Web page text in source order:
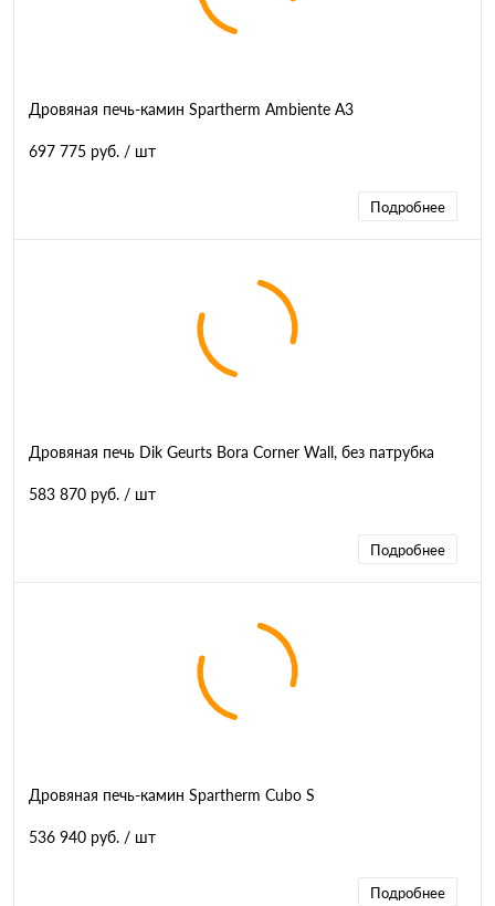
Дровяная печь-камин Spartherm Ambiente A3
697 775 руб. / шт
Подробнее
Дровяная печь Dik Geurts Bora Corner Wall, без патрубка
583 870 руб. / шт
Подробнее
Дровяная печь-камин Spartherm Cubo S
536 940 руб. / шт
Подробнее